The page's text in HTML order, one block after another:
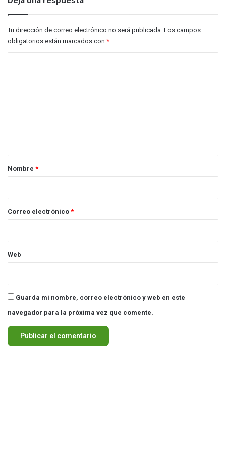
Tu dirección de correo electrónico no será publicada. Los campos
obligatorios están marcados con *
r
*
Nombre *
Correo electrónico *
Web
Guarda mi nombre, correo electrónico y web en este
navegador para la próxima vez que comente.